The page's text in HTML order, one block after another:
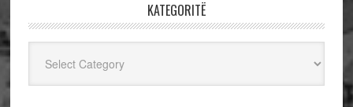
KATEGORITË